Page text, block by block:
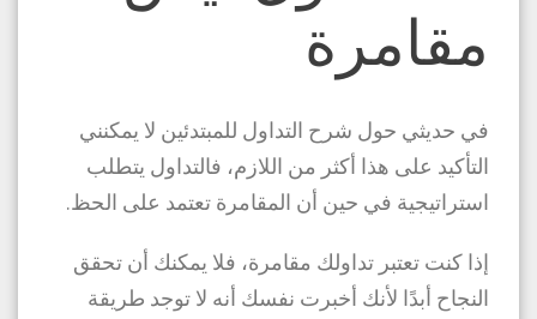
مقامرة
في حديثي حول شرح التداول للمبتدئين لا يمكنني
التأكيد على هذا أكثر من اللازم، فالتداول يتطلب
استراتيجية في حين أن المقامرة تعتمد على الحظ.
إذا كنت تعتبر تداولك مقامرة، فلا يمكنك أن تحقق
النجاح أبدًا لأنك أخبرت نفسك أنه لا توجد طريقة